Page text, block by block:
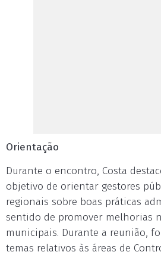
Orientação
Durante o encontro, Costa
objetivo de orientar gestores
regionais sobre boas práticas
sentido de promover melhorias
municipais. Durante a reunião,
temas relativos às áreas de